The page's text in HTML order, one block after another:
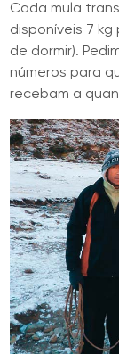
Cada mula
disponíveis 7
de dormir).
números para
recebam a